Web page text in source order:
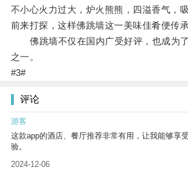
不小心火力过大，炉火熊熊，四溢香气，
前来打探，这样佛跳墙这一美味佳肴便传承
佛跳墙不仅在国内广受好评，也成为
之一。
#3#
评论
游客
这款app的酒店、餐厅推荐非常有用，让我能够享
验。
2024-12-06